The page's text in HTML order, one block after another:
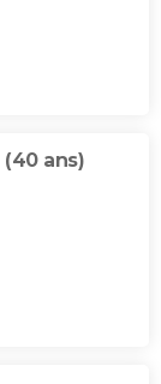
(40 ans)